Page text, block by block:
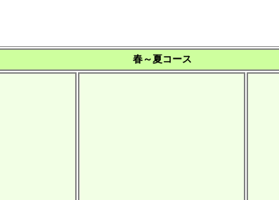
春～夏コース